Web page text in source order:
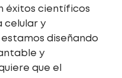
éxitos científicos
celular y
diseñando
y
que el